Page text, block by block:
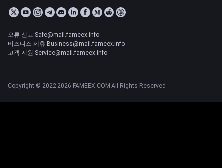
오류 신고:Safe@mail.fameex.info
비즈니스 제휴:Business@mail.fameex.info
고객 지원:Service@mail.fameex.info
Copyright © 2022-2026 FAMEEX.COM All Rights Reserved